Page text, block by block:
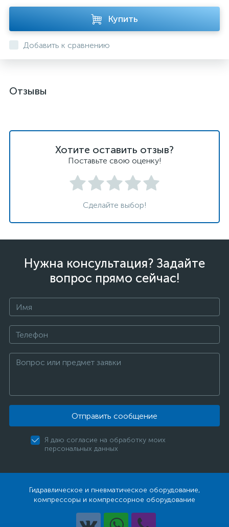
Купить
Добавить к сравнению
Отзывы
Хотите оставить отзыв?
Поставьте свою оценку!
Сделайте выбор!
Нужна консультация? Задайте
вопрос прямо сейчас!
Отправить сообщение
Я даю согласие на обработку моих
персональных данных
Гидравлическое и пневматическое оборудование,
компрессоры и компрессорное оборудование